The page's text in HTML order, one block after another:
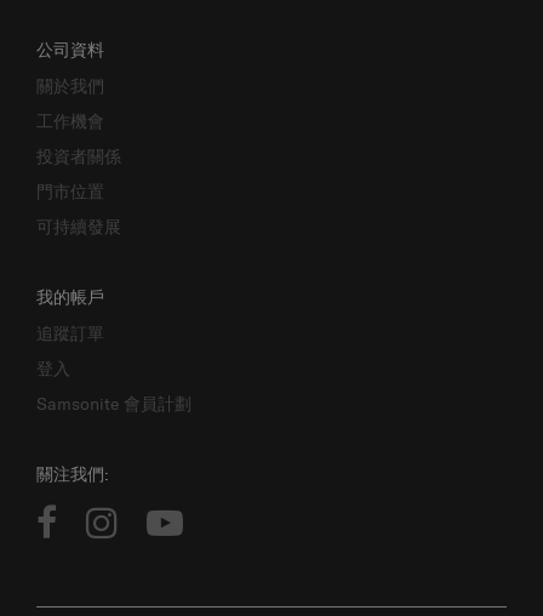
公司資料
關於我們
工作機會
投資者關係
門市位置
可持續發展
我的帳戶
追蹤訂單
登入
Samsonite 會員計劃
關注我們: